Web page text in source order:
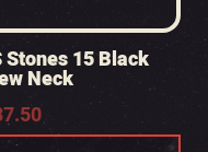
Stones 15 Black
Neck